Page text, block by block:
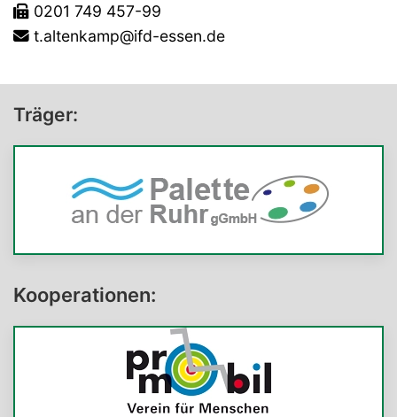
0201 749 457-99
t.altenkamp@ifd-essen.de
Träger:
Kooperationen: